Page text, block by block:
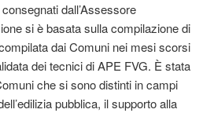
dall’Assessore
si è basata sulla compilazione di
dai Comuni nei mesi scorsi
dei tecnici di APE FVG. È stata
che si sono distinti in campi
pubblica, il supporto alla